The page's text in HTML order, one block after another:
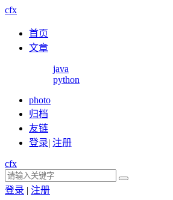
cfx
首页
文章
java
python
photo
归档
友链
登录| 注册
cfx
登录 | 注册